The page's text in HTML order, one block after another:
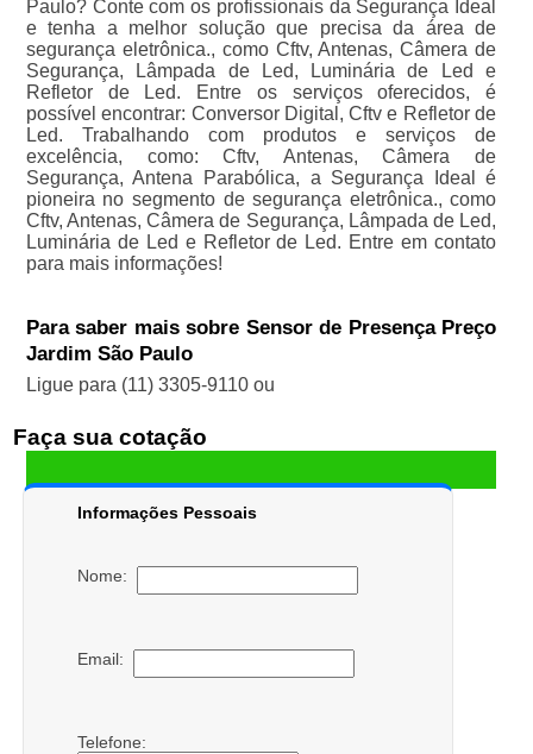
Paulo? Conte com os profissionais da Segurança Ideal
e tenha a melhor solução que precisa da área de
segurança eletrônica., como Cftv, Antenas, Câmera de
Segurança, Lâmpada de Led, Luminária de Led e
Refletor de Led. Entre os serviços oferecidos, é
possível encontrar: Conversor Digital, Cftv e Refletor de
Led. Trabalhando com produtos e serviços de
excelência, como: Cftv, Antenas, Câmera de
Segurança, Antena Parabólica, a Segurança Ideal é
pioneira no segmento de segurança eletrônica., como
Cftv, Antenas, Câmera de Segurança, Lâmpada de Led,
Luminária de Led e Refletor de Led. Entre em contato
para mais informações!
Para saber mais sobre Sensor de Presença Preço
Jardim São Paulo
Ligue para (11) 3305-9110ou
Faça sua cotação
Informações Pessoais
Nome:
Email:
Telefone: